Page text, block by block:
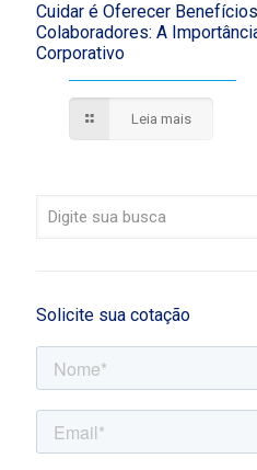
Cuidar é Oferecer
Colaboradores: A
Corporativo
Leia mais
Solicite sua cotação